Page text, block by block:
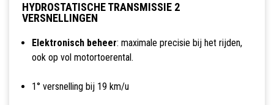
HYDROSTATISCHE TRANSMISSIE 2
VERSNELLINGEN
Elektronisch beheer: maximale precisie bij het rijden,
ook op vol motortoerental.
1° versnelling bij 19 km/u